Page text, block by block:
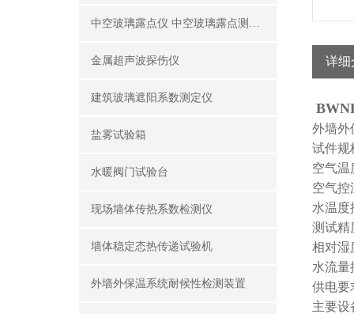
中空玻璃露点仪 中空玻璃露点测试仪器
金属超声波探伤仪
建筑玻璃遮阳系数测定仪
盐雾试验箱
水暖阀门试验台
现场墙体传热系数检测仪
墙体稳定态热传递试验机
外墙外保温系统耐候性检测装置
详细
外墙外
试件规
空气温
空气控
水温度
测试精
相对湿
水流量
供电要
主要设